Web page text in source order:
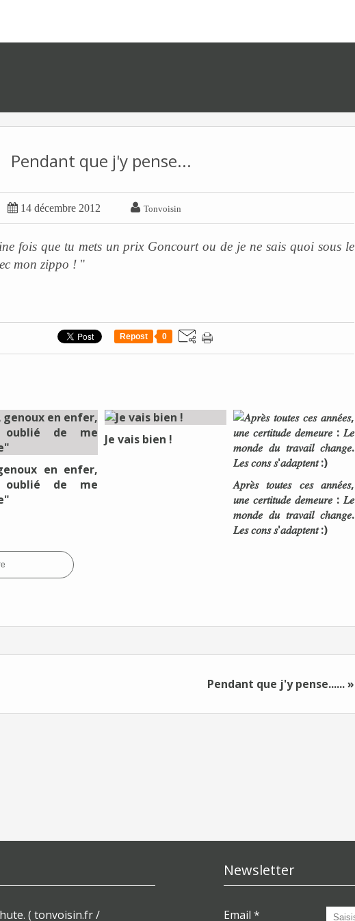
Pendant que j'y pense...
 14 décembre 2012  Tonvoisin
fois que tu mets un prix Goncourt ou de je ne sais quoi sous le
mon zippo ! "
Repost 0
en enfer,
de me
Je vais bien !
𝐴𝑝𝑟𝑒̀𝑠 𝑡𝑜𝑢𝑡𝑒𝑠 𝑐𝑒𝑠 𝑎𝑛𝑛𝑒́𝑒𝑠,
𝑢𝑛𝑒 𝑐𝑒𝑟𝑡𝑖𝑡𝑢𝑑𝑒 𝑑𝑒𝑚𝑒𝑢𝑟𝑒 : 𝐿𝑒
𝑚𝑜𝑛𝑑𝑒 𝑑𝑢 𝑡𝑟𝑎𝑣𝑎𝑖𝑙 𝑐ℎ𝑎𝑛𝑔𝑒.
𝐿𝑒𝑠 𝑐𝑜𝑛𝑠 𝑠'𝑎𝑑𝑎𝑝𝑡𝑒𝑛𝑡 :)
Pendant que j'y pense...... »
( tonvoisin.fr /
Newsletter
Email